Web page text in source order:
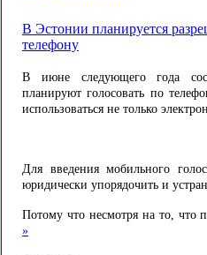
В Эстонии планируется
телефону
В июне следующего года
планируют голосовать по
использоваться не только
Для введения мобильного
юридически упорядочить и
Потому что несмотря на то, что
»